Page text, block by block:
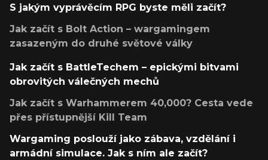
S jakým vyprávěcím RPG byste měli začít?
Jak začít s Bolt Action – wargamingem
zasazeným do druhé světové války
Jak začít s BattleTechem – epickými bitvami
obrovitých válečných mechů
Jak začít s Warhammerem 40,000? Cesta vede
přes přístupnější Kill Team
Wargaming poslouží jako zábava, vzdělání i
armádní simulace. Jak s ním ale začít?